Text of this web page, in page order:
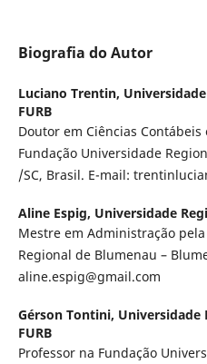
Biografia do Autor
Luciano Trentin,
FURB
Doutor em Ciências
Fundação Universidade
/SC, Brasil. E-mail:
Aline Espig, Universidade
Mestre em Administração
Regional de Blumenau –
aline.espig@gmail.com
Gérson Tontini, Universidade
FURB
Professor na Fundação